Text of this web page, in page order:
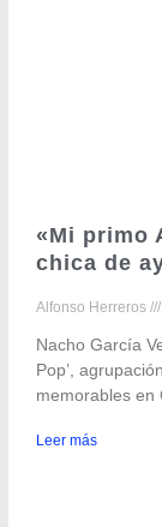
«Mi primo
chica de
Alfonso Herreros
Nacho García
Pop’,
memorables en
Leer más